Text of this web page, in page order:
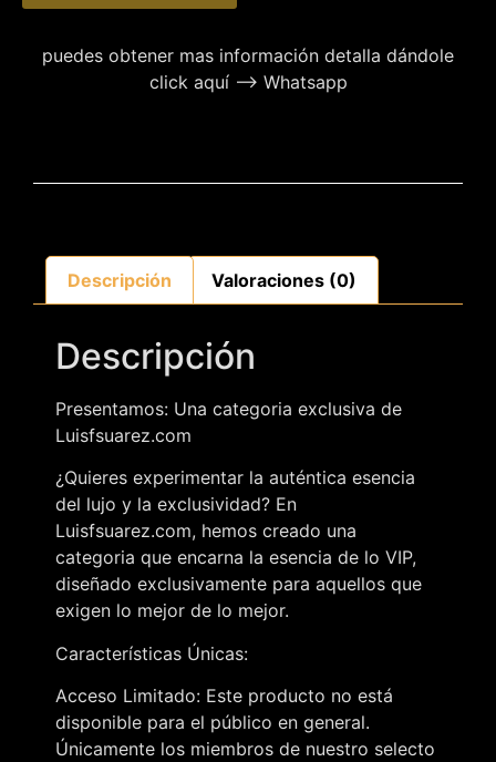
puedes obtener mas información detalla dándole
click aquí –> Whatsapp
Descripción Valoraciones (0)
Descripción
Presentamos: Una categoria exclusiva de
Luisfsuarez.com
¿Quieres experimentar la auténtica esencia
del lujo y la exclusividad? En
Luisfsuarez.com, hemos creado una
categoria que encarna la esencia de lo VIP,
diseñado exclusivamente para aquellos que
exigen lo mejor de lo mejor.
Características Únicas:
Acceso Limitado: Este producto no está
disponible para el público en general.
Únicamente los miembros de nuestro selecto